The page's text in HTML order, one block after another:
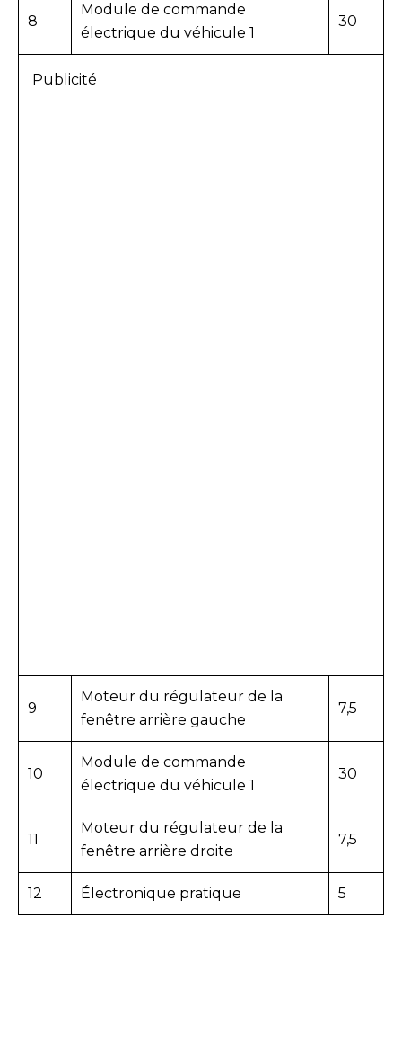
8
Module de commande
électrique du véhicule 1
30
Publicité
9
Moteur du régulateur de la
fenêtre arrière gauche
7,5
10
Module de commande
électrique du véhicule 1
30
11
Moteur du régulateur de la
fenêtre arrière droite
7,5
12 Électronique pratique 5